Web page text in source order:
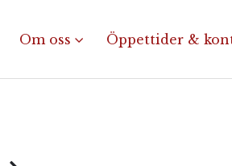
Om oss Öppettider &